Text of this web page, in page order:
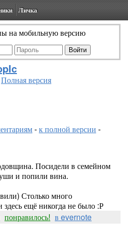
Личка
на мобильную версию
Полная версия
-к полной версии -
Посидели в семейном
и попили вина.
Столько много
здесь ещё никогда не было :Р
понравилось! в evernote